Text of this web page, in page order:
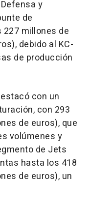
y
de
millones de
debido al KC-
de producción
con un
con 293
de euros), que
volúmenes y
de Jets
hasta los 418
de euros), un